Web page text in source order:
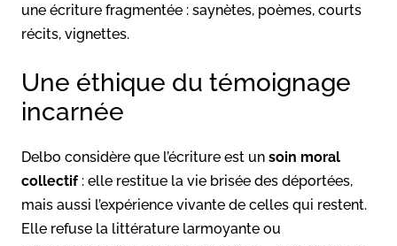
une écriture fragmentée : saynètes, poèmes, courts
récits, vignettes.
Une éthique du témoignage
incarnée
Delbo considère que l’écriture est un soin moral
collectif: elle restitue la vie brisée des déportées,
mais aussi l’expérience vivante de celles qui restent.
Elle refuse la littérature larmoyante ou